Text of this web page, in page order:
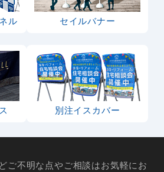
ル セイルバナー
別注イスカバー
ご不明な点やご相談はお気軽にお